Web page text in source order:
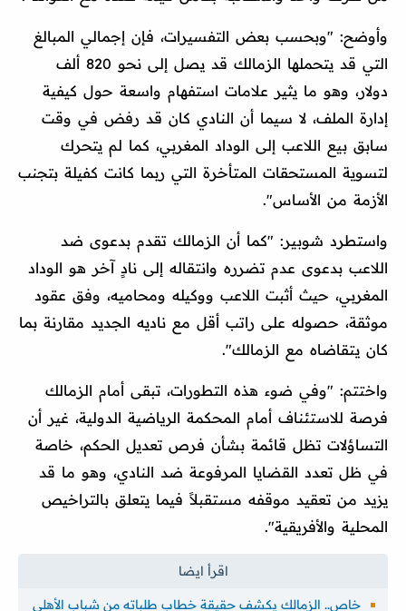
وأوضح: "وبحسب بعض التفسيرات، فإن إجمالي المبالغ
التي قد يتحملها الزمالك قد يصل إلى نحو 820 ألف
دولار، وهو ما يثير علامات استفهام واسعة حول كيفية
إدارة الملف، لا سيما أن النادي كان قد رفض في وقت
سابق بيع اللاعب إلى الوداد المغربي، كما لم يتحرك
لتسوية المستحقات المتأخرة التي ربما كانت كفيلة بتجنب
الأزمة من الأساس".
واستطرد شوبير: "كما أن الزمالك تقدم بدعوى ضد
اللاعب بدعوى عدم تضرره وانتقاله إلى نادٍ آخر هو الوداد
المغربي، حيث أثبت اللاعب ووكيله ومحاميه، وفق عقود
موثقة، حصوله على راتب أقل مع ناديه الجديد مقارنة بما
كان يتقاضاه مع الزمالك".
واختتم: "وفي ضوء هذه التطورات، تبقى أمام الزمالك
فرصة للاستئناف أمام المحكمة الرياضية الدولية، غير أن
التساؤلات تظل قائمة بشأن فرص تعديل الحكم، خاصة
في ظل تعدد القضايا المرفوعة ضد النادي، وهو ما قد
يزيد من تعقيد موقفه مستقبلاً فيما يتعلق بالتراخيص
المحلية والأفريقية".
خاص.. الزمالك يكشف حقيقة خطاب طلباته من شباب الأهلي